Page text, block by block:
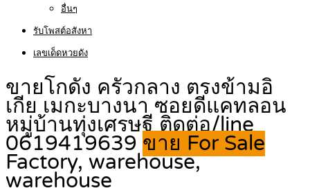
อื่นๆ
รับโพสต์อสังหา
เลขเด็ดหวยดัง
ขายโกดัง ครัวกลาง ตรงข้ามอิ
เกีย เมกะบางนา ซอยดีแคทลอน
หมู่บ้านทุ่งเศรษฐี ติดต่อ/line
0619419639 ขาย For Sale
Factory, warehouse,
warehouse